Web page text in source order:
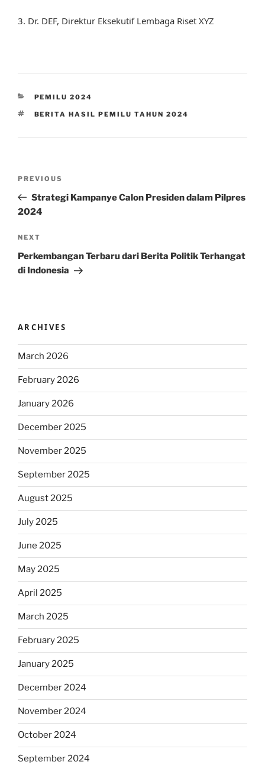
3. Dr. DEF, Direktur Eksekutif Lembaga Riset XYZ
CATEGORIES
PEMILU 2024
TAGS
BERITA HASIL PEMILU TAHUN 2024
Previous
Post
PREVIOUS
Strategi Kampanye Calon Presiden dalam Pilpres
2024
Next
Post
NEXT
Perkembangan Terbaru dari Berita Politik Terhangat
di Indonesia
ARCHIVES
March 2026
February 2026
January 2026
December 2025
November 2025
September 2025
August 2025
July 2025
June 2025
May 2025
April 2025
March 2025
February 2025
January 2025
December 2024
November 2024
October 2024
September 2024